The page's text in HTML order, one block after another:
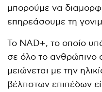
μπορούμε να
επηρεάσουμε τη
Το NAD+, το οποίο
σε όλο το ανθρώπινο
μειώνεται με την
βέλτιστων επιπέδων